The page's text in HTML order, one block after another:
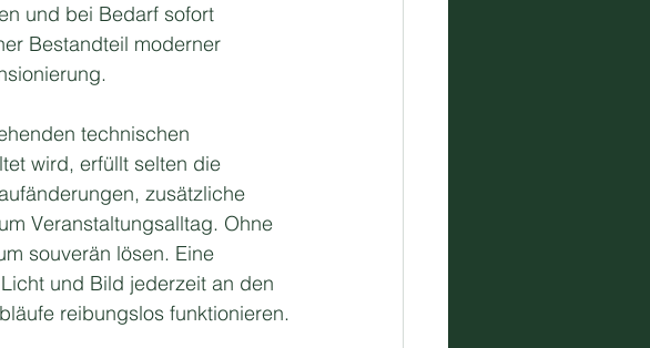
und bei Bedarf sofort
Bestandteil moderner
technischen
wird, erfüllt selten die
zusätzliche
Veranstaltungsalltag. Ohne
souverän lösen. Eine
und Bild jederzeit an den
reibungslos funktionieren.